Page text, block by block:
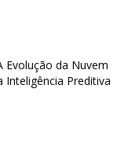
Evolução da Nuvem
Inteligência Preditiva